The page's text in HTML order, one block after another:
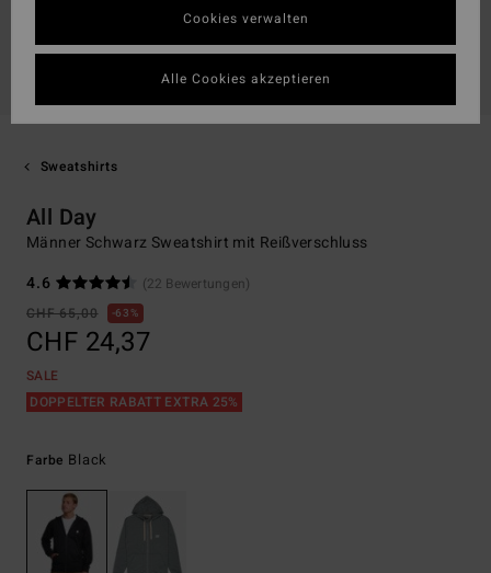
Sweatshirts
All Day
Männer Schwarz Sweatshirt mit Reißverschluss
4.6
(22 Bewertungen)
CHF 65,00
63%
CHF 24,37
SALE
DOPPELTER RABATT EXTRA 25%
Farbe Black
Cookies verwalten
Alle Cookies akzeptieren